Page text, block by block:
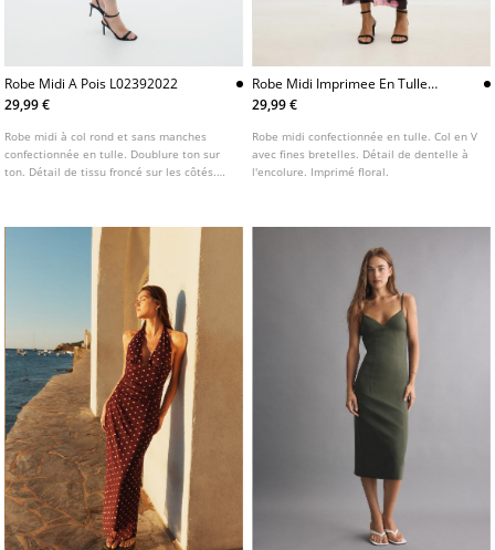
Robe Midi A Pois L02392022
29,99 €
Robe midi à col rond et sans manches
confectionnée en tulle. Doublure ton sur
ton. Détail de tissu froncé sur les côtés.
Robe Midi Imprimee En Tulle
Et Dentelle
29,99 €
Robe midi confectionnée en tulle. Col en V
avec fines bretelles. Détail de dentelle à
l'encolure. Imprimé floral.